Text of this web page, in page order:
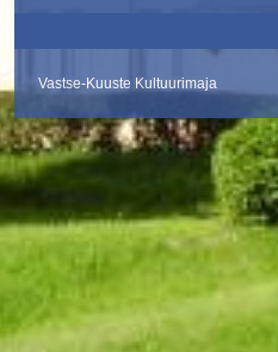
a
i
g
a
t
o
n
Vastse-Kuuste Kultuurimaja